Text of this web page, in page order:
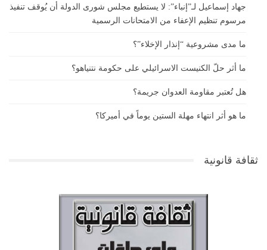
جهاد إسماعيل لـ”إنباء”: لا يستطيع مجلس شورى الدولة أن يُوقف تنفيذ
مرسوم تنظيم الإعفاء من الامتحانات الرسمية
ما مدى مشروعية “إنذار الإخلاء”؟
ما أثر حلّ الكنيست الاسرائيلي على حكومة نتنياهو؟
هل تُعتبر مقاومة العدوان جريمة؟
ما هو أثر انتهاء مهلة الستين يوماً في أميركا؟
ثقافة قانونية